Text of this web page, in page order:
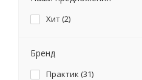
Хит (2)
Бренд
Практик (31)